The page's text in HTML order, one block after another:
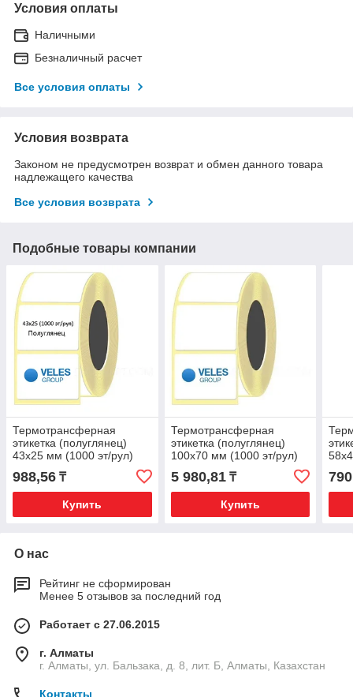
Условия оплаты
Наличными
Безналичный расчет
Все условия оплаты
Условия возврата
Законом не предусмотрен возврат и обмен данного товара
надлежащего качества
Все условия возврата
Подобные товары компании
Термотрансферная
этикетка (полуглянец)
43x25 мм (1000 эт/рул)
988,56 ₸
Купить
Термотрансферная
этикетка (полуглянец)
100x70 мм (1000 эт/рул)
5 980,81₸
Купить
О нас
Рейтинг не сформирован
Менее 5 отзывов за последний год
Работает с 27.06.2015
г. Алматы
г. Алматы, ул. Бальзака, д. 8, лит. Б, Алматы, Казахстан
Контакты